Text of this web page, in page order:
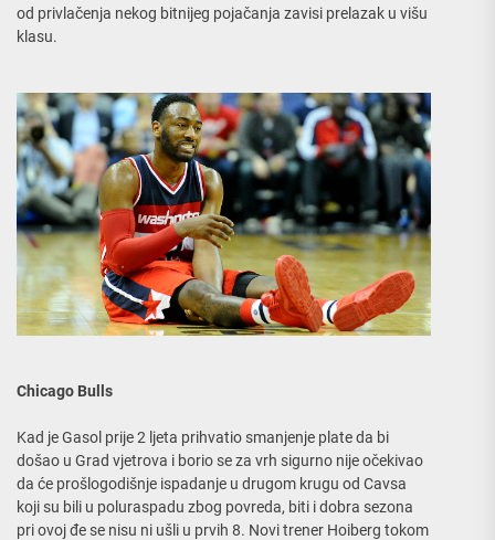
od privlačenja nekog bitnijeg pojačanja zavisi prelazak u višu
klasu.
Chicago Bulls
Kad je Gasol prije 2 ljeta prihvatio smanjenje plate da bi
došao u Grad vjetrova i borio se za vrh sigurno nije očekivao
da će prošlogodišnje ispadanje u drugom krugu od Cavsa
koji su bili u poluraspadu zbog povreda, biti i dobra sezona
pri ovoj đe se nisu ni ušli u prvih 8. Novi trener Hoiberg tokom